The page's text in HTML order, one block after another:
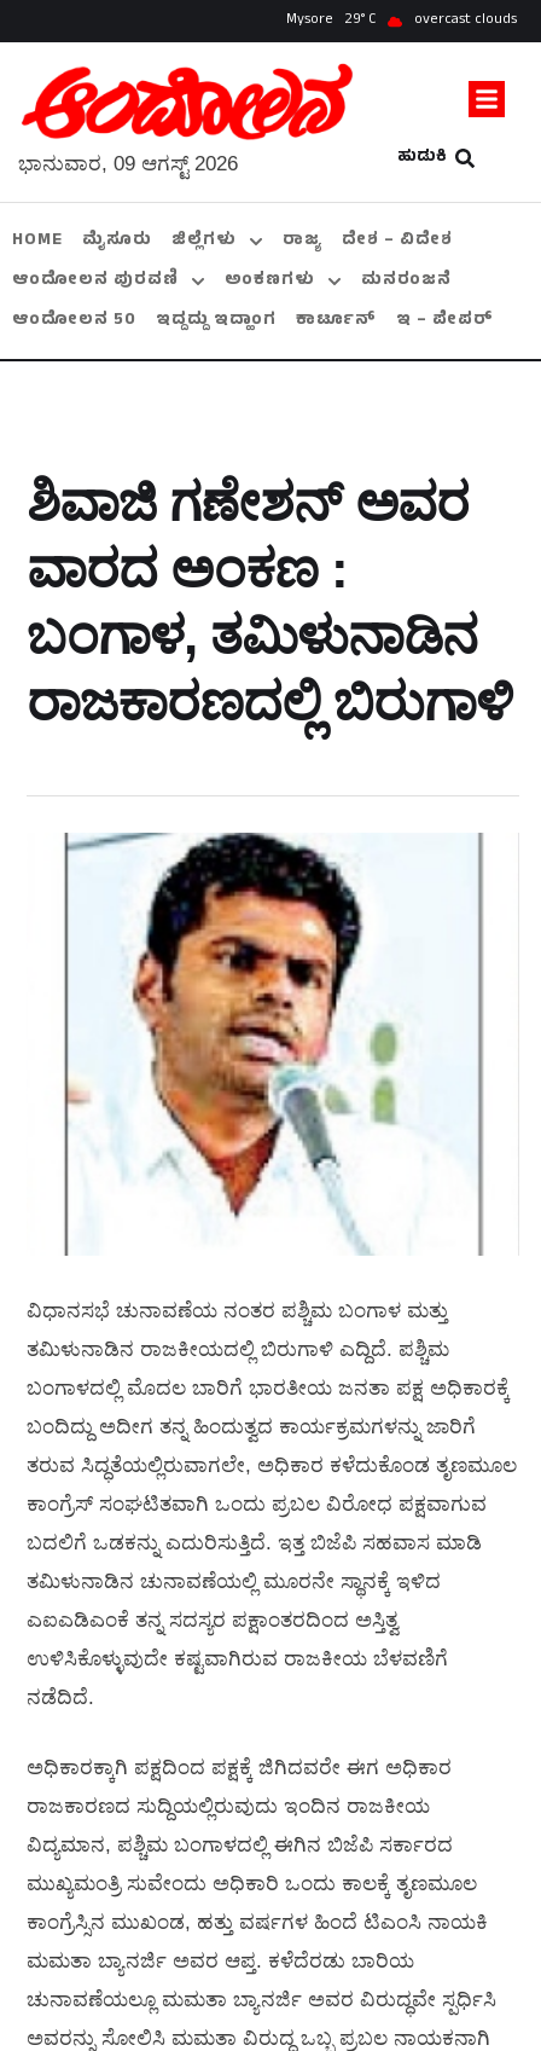
Mysore 29 overcast clouds
ಹುಡುಕಿ
ಭಾನುವಾರ, 09 ಆಗಸ್ಟ್ 2026
HOME ಮೈಸೂರು ಜಿಲ್ಲೆಗಳು ರಾಜ್ಯ
ದೇಶ – ವಿದೇಶ
ಆಂದೋಲನ ಪುರವಣಿ
ಅಂಕಣಗಳು
ಮನರಂಜನೆ
ಆಂದೋಲನ 50
ಇದ್ದದ್ದು ಇದ್ಹಾಂಗ ಕಾರ್ಟೂನ್ ಇ – ಪೇಪರ್
ಶಿವಾಜಿ ಗಣೇಶನ್ ಅವರ
ವಾರದ ಅಂಕಣ :
ಬಂಗಾಳ, ತಮಿಳುನಾಡಿನ
ರಾಜಕಾರಣದಲ್ಲಿ ಬಿರುಗಾಳಿ
ವಿಧಾನಸಭೆ ಚುನಾವಣೆಯ ನಂತರ ಪಶ್ಚಿಮ ಬಂಗಾಳ ಮತ್ತು
ತಮಿಳುನಾಡಿನ ರಾಜಕೀಯದಲ್ಲಿ ಬಿರುಗಾಳಿ ಎದ್ದಿದೆ. ಪಶ್ಚಿಮ
ಬಂಗಾಳದಲ್ಲಿ ಮೊದಲ ಬಾರಿಗೆ ಭಾರತೀಯ ಜನತಾ ಪಕ್ಷ ಅಧಿಕಾರಕ್ಕೆ
ಬಂದಿದ್ದು ಅದೀಗ ತನ್ನ ಹಿಂದುತ್ವದ ಕಾರ್ಯಕ್ರಮಗಳನ್ನು ಜಾರಿಗೆ
ತರುವ ಸಿದ್ಧತೆಯಲ್ಲಿರುವಾಗಲೇ, ಅಧಿಕಾರ ಕಳೆದುಕೊಂಡ ತೃಣಮೂಲ
ಕಾಂಗ್ರೆಸ್ ಸಂಘಟಿತವಾಗಿ ಒಂದು ಪ್ರಬಲ ವಿರೋಧ ಪಕ್ಷವಾಗುವ
ಬದಲಿಗೆ ಒಡಕನ್ನು ಎದುರಿಸುತ್ತಿದೆ. ಇತ್ತ ಬಿಜೆಪಿ ಸಹವಾಸ ಮಾಡಿ
ತಮಿಳುನಾಡಿನ ಚುನಾವಣೆಯಲ್ಲಿ ಮೂರನೇ ಸ್ಥಾನಕ್ಕೆ ಇಳಿದ
ಎಐಎಡಿಎಂಕೆ ತನ್ನ ಸದಸ್ಯರ ಪಕ್ಷಾಂತರದಿಂದ ಅಸ್ತಿತ್ವ
ಉಳಿಸಿಕೊಳ್ಳುವುದೇ ಕಷ್ಟವಾಗಿರುವ ರಾಜಕೀಯ ಬೆಳವಣಿಗೆ
ನಡೆದಿದೆ.
ಅಧಿಕಾರಕ್ಕಾಗಿ ಪಕ್ಷದಿಂದ ಪಕ್ಷಕ್ಕೆ ಜಿಗಿದವರೇ ಈಗ ಅಧಿಕಾರ
ರಾಜಕಾರಣದ ಸುದ್ದಿಯಲ್ಲಿರುವುದು ಇಂದಿನ ರಾಜಕೀಯ
ವಿದ್ಯಮಾನ, ಪಶ್ಚಿಮ ಬಂಗಾಳದಲ್ಲಿ ಈಗಿನ ಬಿಜೆಪಿ ಸರ್ಕಾರದ
ಮುಖ್ಯಮಂತ್ರಿ ಸುವೇಂದು ಅಧಿಕಾರಿ ಒಂದು ಕಾಲಕ್ಕೆ ತೃಣಮೂಲ
ಕಾಂಗ್ರೆಸ್ಸಿನ ಮುಖಂಡ, ಹತ್ತು ವರ್ಷಗಳ ಹಿಂದೆ ಟಿಎಂಸಿ ನಾಯಕಿ
ಮಮತಾ ಬ್ಯಾನರ್ಜಿ ಅವರ ಆಪ್ತ. ಕಳೆದೆರಡು ಬಾರಿಯ
ಚುನಾವಣೆಯಲ್ಲೂ ಮಮತಾ ಬ್ಯಾನರ್ಜಿ ಅವರ ವಿರುದ್ಧವೇ ಸ್ಪರ್ಧಿಸಿ
ಅವರನ್ನು ಸೋಲಿಸಿ ಮಮತಾ ವಿರುದ್ಧ ಒಬ್ಬ ಪ್ರಬಲ ನಾಯಕನಾಗಿ